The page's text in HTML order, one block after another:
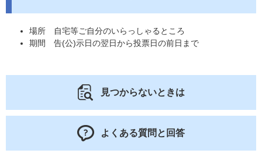
場所 自宅等ご自分のいらっしゃるところ
期間 告(公)示日の翌日から投票日の前日まで
見つからないときは
よくある質問と回答